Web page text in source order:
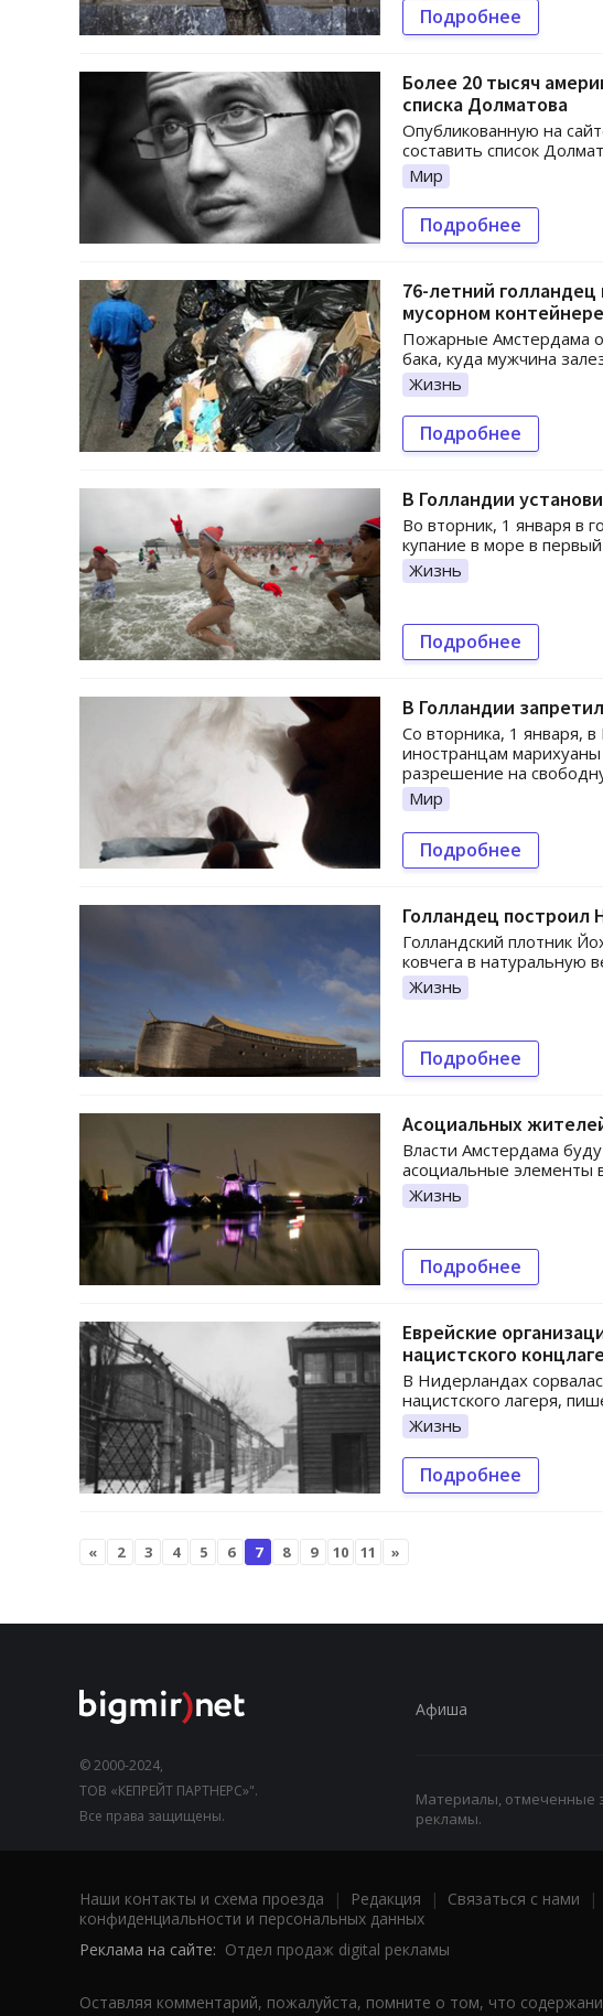
Подробнее
Более 20 тысяч
списка Долматова
Опубликованную на
составить список
Мир
Подробнее
76-летний голландец
мусорном контейнере
Пожарные Амстердама
бака, куда мужчина
Жизнь
Подробнее
В Голландии
Во вторник, 1 января в
купание в море в
Жизнь
Подробнее
В Голландии
Со вторника, 1 января,
иностранцам
разрешение на
Мир
Подробнее
Голландец построил
Голландский плотник
ковчега в натуральную
Жизнь
Подробнее
Асоциальных
Власти Амстердама
асоциальные элементы
Жизнь
Подробнее
Еврейские
нацистского
В Нидерландах
нацистского лагеря,
Жизнь
Подробнее
« 2 3 4 5 6 7 8 9 10 11 »
© 2000-2024,
ТОВ «КЕПРЕЙТ ПАРТНЕРС»".
Все права защищены.
Афиша
Материалы, отмеченные
рекламы.
Наши контакты и схема проезда | Редакция | Связаться с нами |
конфиденциальности и персональных данных
Реклама на сайте: Отдел продаж digital рекламы
Оставляя комментарий, пожалуйста, помните о том, что